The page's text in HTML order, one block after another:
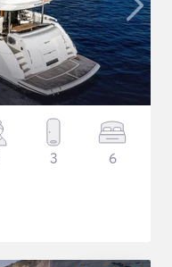
3 6